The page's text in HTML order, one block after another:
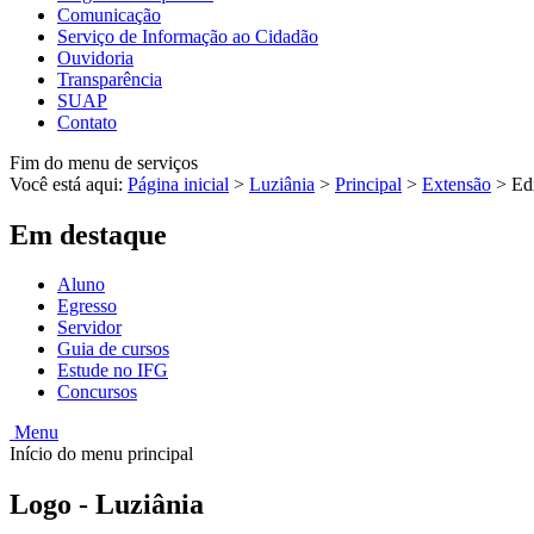
Comunicação
Serviço de Informação ao Cidadão
Ouvidoria
Transparência
SUAP
Contato
Fim do menu de serviços
Você está aqui: Página inicial > Luziânia > Principal > Extensão >
Em destaque
Aluno
Egresso
Servidor
Guia de cursos
Estude no IFG
Concursos
Menu
Início do menu principal
Logo - Luziânia